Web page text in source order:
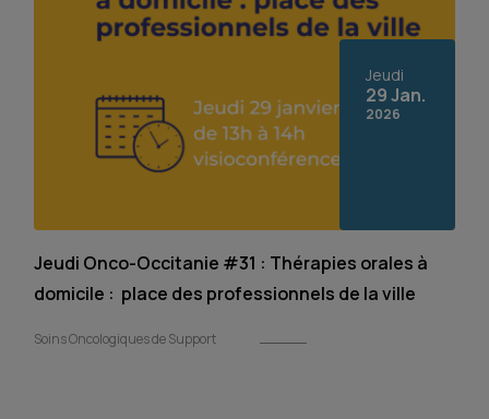
Jeudi
29 Jan.
2026
Jeudi Onco-Occitanie #31 : Thérapies orales à
domicile : place des professionnels de la ville
Soins Oncologiques de Support